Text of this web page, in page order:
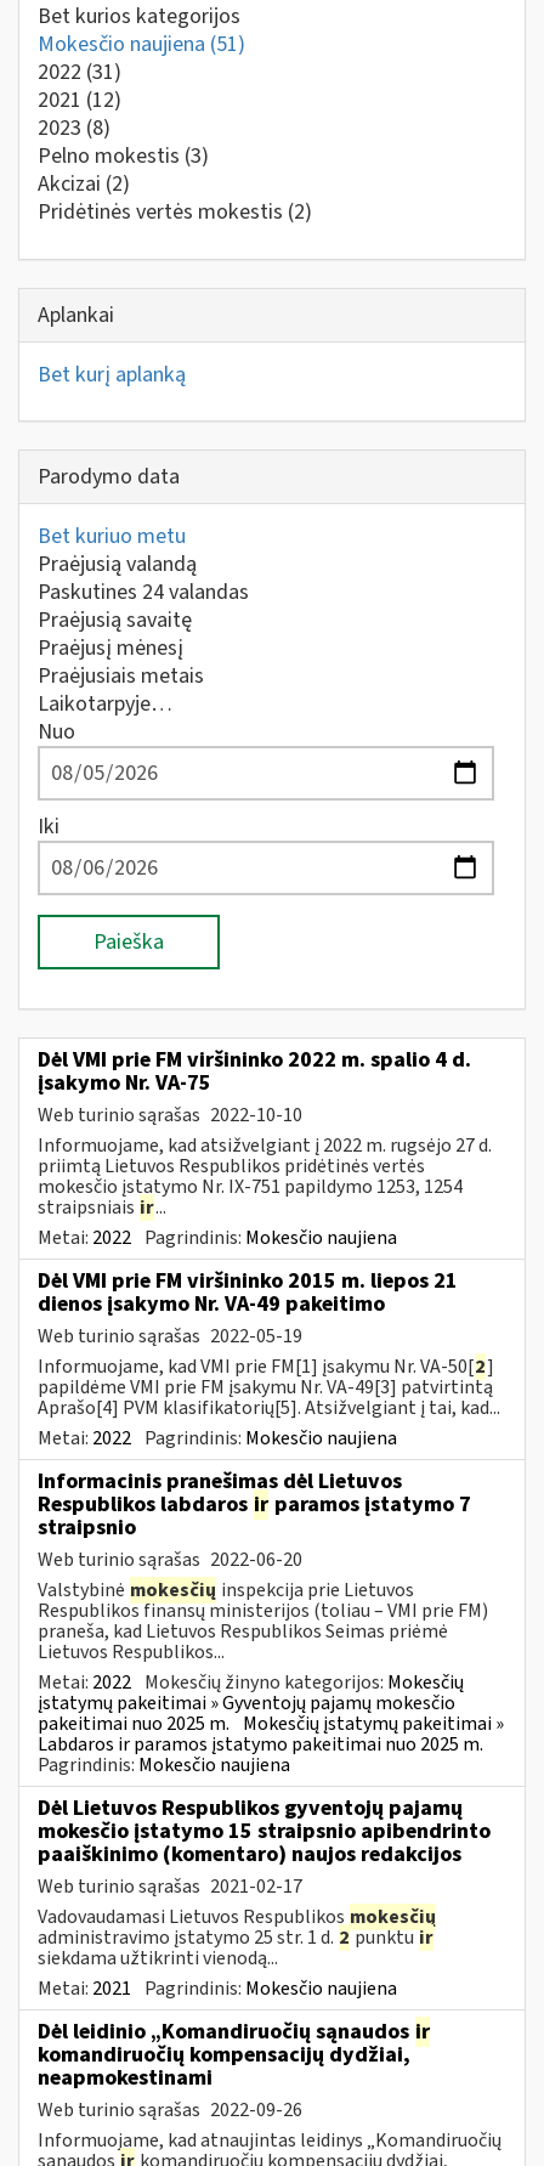
Bet kurios kategorijos
Mokesčio naujiena (51)
2022 (31)
2021 (12)
2023 (8)
Pelno mokestis (3)
Akcizai (2)
Pridėtinės vertės mokestis (2)
Aplankai
Bet kurį aplanką
Parodymo data
Bet kuriuo metu
Praėjusią valandą
Paskutines 24 valandas
Praėjusią savaitę
Praėjusį mėnesį
Praėjusiais metais
Laikotarpyje…
Nuo
Iki
Paieška
Dėl VMI prie FM viršininko 2022 m. spalio 4 d.
įsakymo Nr. VA-75
Web turinio sąrašas 2022-10-10
Informuojame, kad atsižvelgiant į 2022 m. rugsėjo 27 d.
priimtą Lietuvos Respublikos pridėtinės vertės
mokesčio įstatymo Nr. IX-751 papildymo 1253, 1254
straipsniais ir...
Metai: 2022 Pagrindinis: Mokesčio naujiena
Dėl VMI prie FM viršininko 2015 m. liepos 21
dienos įsakymo Nr. VA-49 pakeitimo
Web turinio sąrašas 2022-05-19
Informuojame, kad VMI prie FM[1] įsakymu Nr. VA-50[2]
papildėme VMI prie FM įsakymu Nr. VA-49[3] patvirtintą
Aprašo[4] PVM klasifikatorių[5]. Atsižvelgiant į tai, kad...
Metai: 2022 Pagrindinis: Mokesčio naujiena
Informacinis pranešimas dėl Lietuvos
Respublikos labdaros ir paramos įstatymo 7
straipsnio
Web turinio sąrašas 2022-06-20
Valstybinė mokesčių inspekcija prie Lietuvos
Respublikos finansų ministerijos (toliau – VMI prie FM)
praneša, kad Lietuvos Respublikos Seimas priėmė
Lietuvos Respublikos...
Metai: 2022 Mokesčių žinyno kategorijos: Mokesčių
įstatymų pakeitimai » Gyventojų pajamų mokesčio
pakeitimai nuo 2025 m. Mokesčių įstatymų pakeitimai »
Labdaros ir paramos įstatymo pakeitimai nuo 2025 m.
Pagrindinis: Mokesčio naujiena
Dėl Lietuvos Respublikos gyventojų pajamų
mokesčio įstatymo 15 straipsnio apibendrinto
paaiškinimo (komentaro) naujos redakcijos
Web turinio sąrašas 2021-02-17
Vadovaudamasi Lietuvos Respublikos mokesčių
administravimo įstatymo 25 str. 1 d. 2punktuir
siekdama užtikrinti vienodą...
Metai: 2021 Pagrindinis: Mokesčio naujiena
Dėl leidinio „Komandiruočių sąnaudos ir
komandiruočių kompensacijų dydžiai,
neapmokestinami
Web turinio sąrašas 2022-09-26
Informuojame, kad atnaujintas leidinys „Komandiruočių
sąnaudos ir komandiruočių kompensacijų dydžiai,